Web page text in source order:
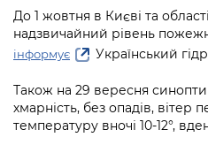
Рішення та
Проєкти
перебувають на
Рішення Київради
Освіта та навчальні
Дороги, транспорт та
Навколишнє
Містобудування та
Громадська експертиза
Громадський бюджет
Консультації з
Громадська рада
Інформація з
Проекти нормативно-
інших актів
Медіагалерея
Підписатися на новини
from the KCSA
Порядок акредитації
Портал Послуг
До 1 жовтня в Києві та
надзвичайний рівень
інформує Український
Також на 29 вересня
хмарність, без опадів, вітер
температуру вночі 10-12°,